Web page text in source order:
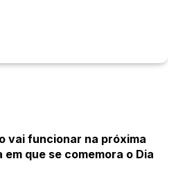
vai funcionar na próxima
que se comemora o Dia